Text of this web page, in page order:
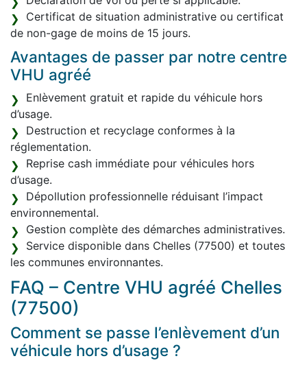
Certificat de situation administrative ou certificat
de non-gage de moins de 15 jours.
Avantages de passer par notre centre
VHU agréé
Enlèvement gratuit et rapide du véhicule hors
d’usage.
Destruction et recyclage conformes à la
réglementation.
Reprise cash immédiate pour véhicules hors
d’usage.
Dépollution professionnelle réduisant l’impact
environnemental.
Gestion complète des démarches administratives.
Service disponible dans Chelles (77500) et toutes
les communes environnantes.
FAQ – Centre VHU agréé Chelles
(77500)
Comment se passe l’enlèvement d’un
véhicule hors d’usage ?